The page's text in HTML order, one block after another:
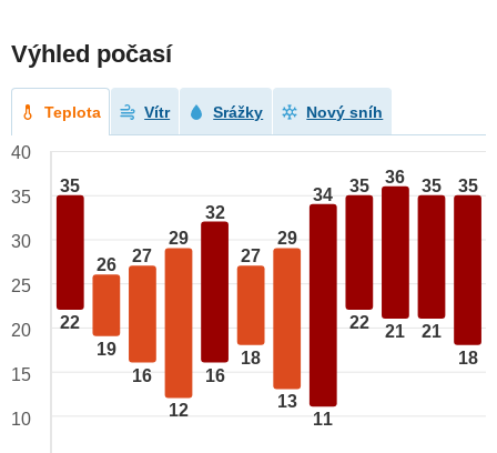
Výhled počasí
Teplota Vítr Srážky Nový sníh
35
22
26
19
27
16
29
12
32
16
27
18
29
13
34
11
35
22
36
21
35
21
35
18
40
35
30
25
20
15
10